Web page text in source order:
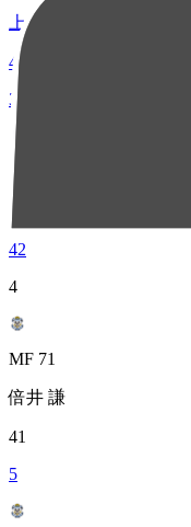
上原 力也
48
3
DF 17
高畑 奎汰
42
4
MF 71
倍井 謙
41
5